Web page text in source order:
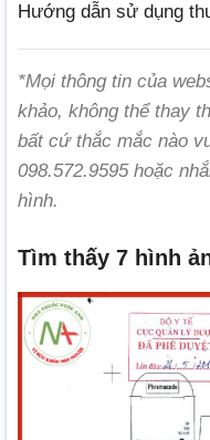
Hướng dẫn sử dụng
*Mọi thông tin của
khảo, không thể thay
bất cứ thắc mắc nào
098.572.9595 hoặc
hình.
Tìm thấy 7 hình